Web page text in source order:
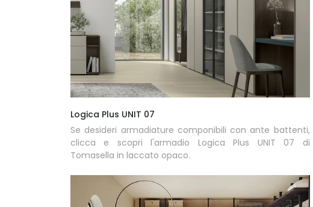
Logica Plus UNIT 07
Se desideri armadiature componibili con ante battenti,
clicca e scopri l'armadio Logica Plus UNIT 07 di
Tomasella in laccato opaco.